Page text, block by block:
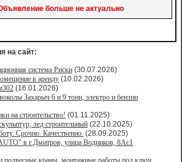
больше не актуально
на сайт:
система Риски (30.07.2026)
в аренду (10.02.2026)
(16.01.2026)
Захарыч 6 и 9 тонн, электро и бензин
на строительство! (01.11.2025)
лед строительный (22.10.2025)
Срочно. Качественно. (28.09.2025)
в г.Дмитров, улица Водников, 8Ас1
подвесные краны, монтажные работы под ключ